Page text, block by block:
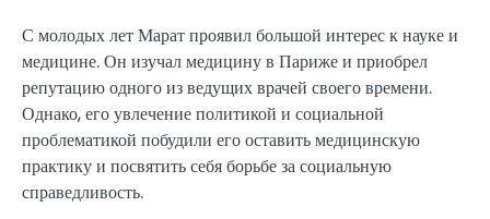
С молодых лет Марат проявил большой интерес к науке и
медицине. Он изучал медицину в Париже и приобрел
репутацию одного из ведущих врачей своего времени.
Однако, его увлечение политикой и социальной
проблематикой побудили его оставить медицинскую
практику и посвятить себя борьбе за социальную
справедливость.